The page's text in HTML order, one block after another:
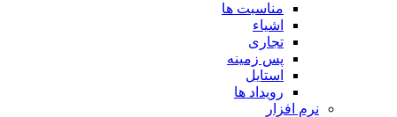
مناسبت ها
اشیاء
تجاری
پس زمینه
استایل
رویداد ها
نرم افزار